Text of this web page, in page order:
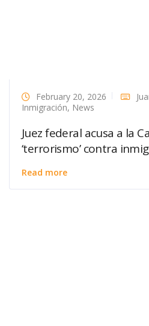
February 20, 2026
Inmigración, News
Juez federal acusa a la
‘terrorismo’ contra
Read more